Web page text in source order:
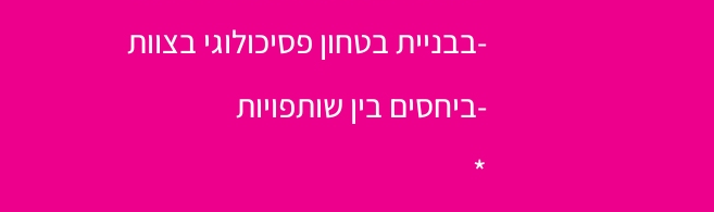
-בבניית בטחון פסיכולוגי בצוות
-ביחסים בין שותפויות
*